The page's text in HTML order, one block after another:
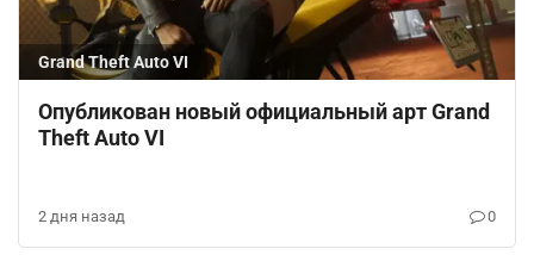
Grand Theft Auto VI
Опубликован новый официальный арт Grand
Theft Auto VI
2 дня назад 0